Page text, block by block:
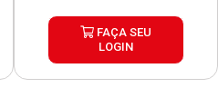
FAÇA SEU
LOGIN